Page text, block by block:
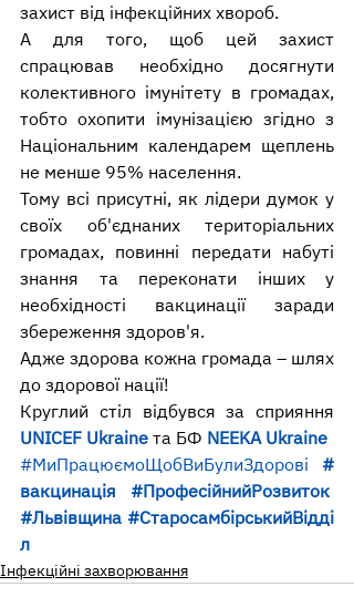
захист від інфекційних хвороб.
А для того, щоб цей захист
спрацював необхідно досягнути
колективного імунітету в громадах,
тобто охопити імунізацією згідно з
Національним календарем щеплень
не менше 95% населення.
Тому всі присутні, як лідери думок у
своїх об'єднаних територіальних
громадах, повинні передати набуті
знання та переконати інших у
необхідності вакцинації заради
збереження здоров'я.
Адже здорова кожна громада – шлях
до здорової нації!
UNICEF Ukraine та БФ NEEKA Ukraine
#МиПрацюємоЩобВиБулиЗдорові
#
вакцинація
#ПрофесійнийРозвиток
#Львівщина #СтаросамбірськийВідді
л
Інфекційні захворювання